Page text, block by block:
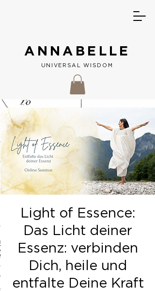
ANNABELLE
UNIVERSAL W ISDOM
Light of Essence:
Das Licht deiner
Essenz: verbinden
Dich, heile und
entfalte Deine Kraft